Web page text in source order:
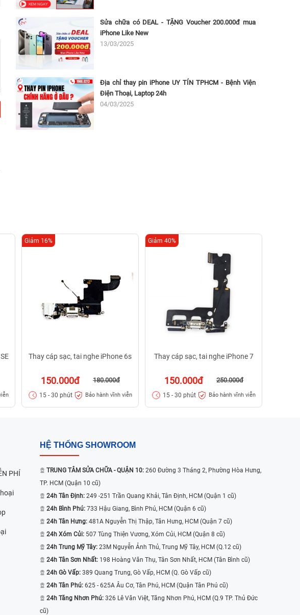
Sửa chữa có DEAL - TẶNG Voucher 200.000đ mua
iPhone Like New
13/03/2025
Địa chỉ thay pin iPhone UY TÍN TPHCM - Bệnh Viện
Điện Thoại, Laptop 24h
04/03/2025
Thay cáp sạc, tai nghe iPhone 6s
150.000đ 180.000đ
Giảm 16%
15 - 30 phút Bảo hành vĩnh viễn
Thay cáp sạc, tai nghe iPhone 7
150.000đ 250.000đ
Giảm 40%
15 - 30 phút Bảo hành vĩnh viễn
PHÍ
HỆ THỐNG SHOWROOM
TRUNG TÂM SỬA CHỮA - QUẬN 10: 260 Đường 3 Tháng 2, Phường Hòa Hưng,
TP. HCM (Quận 10 cũ)
24h Tân Định: 249 -251 Trần Quang Khải, Tân Định, HCM (Quận 1 cũ)
24h Bình Phú: 733 Hậu Giang, Bình Phú, HCM (Quận 6 cũ)
24h Tân Hưng: 481A Nguyễn Thị Thập, Tân Hưng, HCM (Quận 7 cũ)
24h Xóm Củi: 507 Tùng Thiện Vương, Xóm Củi, HCM (Quận 8 cũ)
24h Trung Mỹ Tây: 23M Nguyễn Ảnh Thủ, Trung Mỹ Tây, HCM (Q.12 cũ)
24h Tân Sơn Nhất: 198 Hoàng Văn Thụ, Tân Sơn Nhất, HCM (Tân Bình cũ)
24h Gò Vấp: 389 Quang Trung, Gò Vấp, HCM (Q. Gò Vấp cũ)
24h Tân Phú: 625 - 625A Âu Cơ, Tân Phú, HCM (Quận Tân Phú cũ)
24h Tăng Nhơn Phú: 326 Lê Văn Việt, Tăng Nhơn Phú, HCM (Q.9 TP. Thủ Đức
cũ)